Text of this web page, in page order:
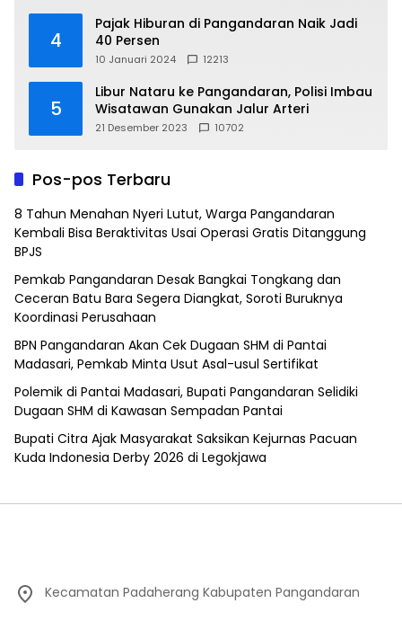
4
Pajak Hiburan di Pangandaran Naik Jadi
40 Persen
10 Januari 2024 12213
5
Libur Nataru ke Pangandaran, Polisi Imbau
Wisatawan Gunakan Jalur Arteri
21 Desember 2023 10702
Pos-pos Terbaru
8 Tahun Menahan Nyeri Lutut, Warga Pangandaran
Kembali Bisa Beraktivitas Usai Operasi Gratis Ditanggung
BPJS
Pemkab Pangandaran Desak Bangkai Tongkang dan
Ceceran Batu Bara Segera Diangkat, Soroti Buruknya
Koordinasi Perusahaan
BPN Pangandaran Akan Cek Dugaan SHM di Pantai
Madasari, Pemkab Minta Usut Asal-usul Sertifikat
Polemik di Pantai Madasari, Bupati Pangandaran Selidiki
Dugaan SHM di Kawasan Sempadan Pantai
Bupati Citra Ajak Masyarakat Saksikan Kejurnas Pacuan
Kuda Indonesia Derby 2026 di Legokjawa
Kecamatan Padaherang Kabupaten Pangandaran